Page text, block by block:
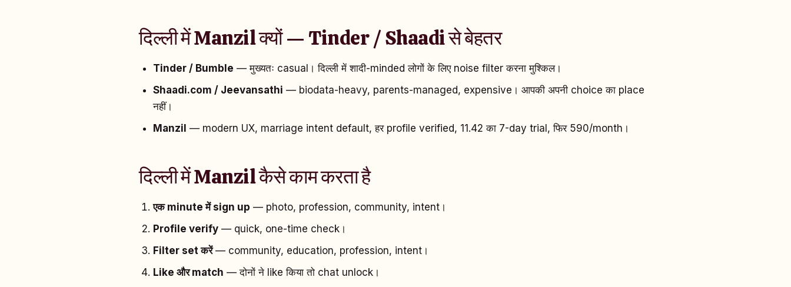
दिल्ली में Manzil क्यों — Tinder / Shaadi से बेहतर
Tinder / Bumble — मुख्यतः casual। दिल्ली में शादी-minded लोगों के लिए noise filter करना मुश्किल।
Shaadi.com / Jeevansathi — biodata-heavy, parents-managed, expensive। आपकी अपनी choice का place
नहीं।
Manzil — modern UX, marriage intent default, हर profile verified, ₹11.42 का 7-day trial, फिर ₹590/month।
दिल्ली में Manzil कैसे काम करता है
एक minute में sign up — photo, profession, community, intent।
Profile verify — quick, one-time check।
Filter set करें— community, education, profession, intent।
Like और match — दोनों ने like किया तो chat unlock।